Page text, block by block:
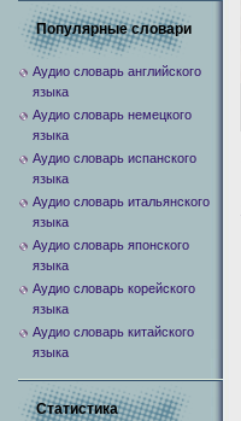
Популярные словари
Аудио словарь английского
языка
Аудио словарь немецкого
языка
Аудио словарь испанского
языка
Аудио словарь итальянского
языка
Аудио словарь японского
языка
Аудио словарь корейского
языка
Аудио словарь китайского
языка
Статистика